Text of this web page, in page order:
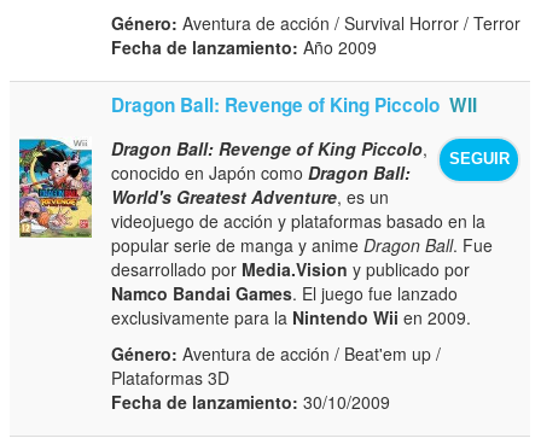
Género: Aventura de acción / Survival Horror / Terror
Fecha de lanzamiento: Año 2009
Dragon Ball: Revenge of King Piccolo WII
SEGUIR
Dragon Ball: Revenge of King Piccolo,
conocido en Japón comoDragon Ball:
World's Greatest Adventure, es un
videojuego de acción y plataformas basado en la
popular serie de manga y animeDragon Ball. Fue
desarrollado por Media.Vision y publicado por
Namco Bandai Games. El juego fue lanzado
exclusivamente para la Nintendo Wii en 2009.
Género: Aventura de acción / Beat'em up /
Plataformas 3D
Fecha de lanzamiento: 30/10/2009